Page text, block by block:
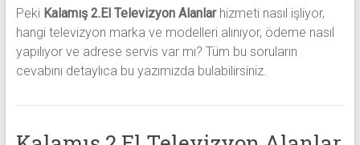
Peki Kalamış 2.El Televizyon Alanlarhizmeti nasıl işliyor,
hangi televizyon marka ve modelleri alınıyor, ödeme nasıl
yapılıyor ve adrese servis var mı? Tüm bu soruların
cevabını detaylıca bu yazımızda bulabilirsiniz.